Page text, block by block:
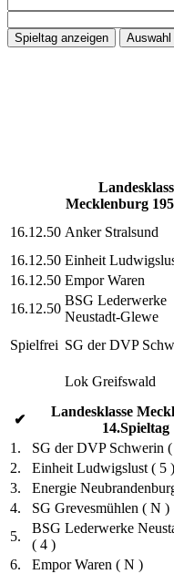
Mecklenburg
16.12.50 Anker Stralsund
16.12.50 Einheit
16.12.50 Empor Waren
16.12.50
BSG Lederwerke
Neustadt-Glewe
Spielfrei SG der DVP
Lok Greifswald
✔
Landesklasse
14.Spieltag
1.
SG der DVP Schwerin
2.
Einheit Ludwigslust ( 5 )
3.
Energie
4.
SG Grevesmühlen ( N )
5.
BSG Lederwerke
( 4 )
6.
Empor Waren ( N )